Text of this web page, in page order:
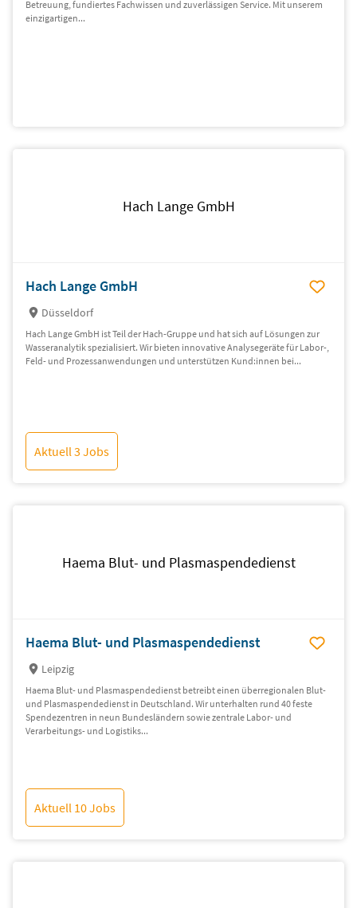
Betreuung, fundiertes Fachwissen und zuverlässigen Service. Mit unserem
einzigartigen...
Hach Lange GmbH
Hach Lange GmbH
Düsseldorf
Hach Lange GmbH ist Teil der Hach-Gruppe und hat sich auf Lösungen zur
Wasseranalytik spezialisiert. Wir bieten innovative Analysegeräte für Labor-,
Feld- und Prozessanwendungen und unterstützen Kund:innen bei...
Aktuell 3 Jobs
Haema Blut- und Plasmaspendedienst
Haema Blut- und Plasmaspendedienst
Leipzig
Haema Blut- und Plasmaspendedienst betreibt einen überregionalen Blut-
und Plasmaspendedienst in Deutschland. Wir unterhalten rund 40 feste
Spendezentren in neun Bundesländern sowie zentrale Labor- und
Verarbeitungs- und Logistiks...
Aktuell 10 Jobs